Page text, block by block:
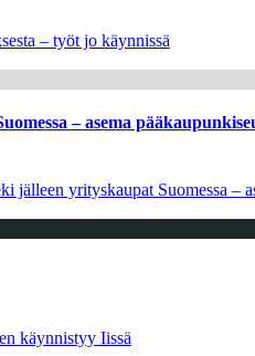
– työt jo käynnissä
– asema
jälleen yrityskaupat Suomessa –
käynnistyy Iissä